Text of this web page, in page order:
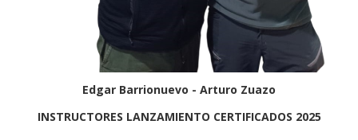
Edgar Barrionuevo - Arturo Zuazo
INSTRUCTORES LANZAMIENTO CERTIFICADOS 2025